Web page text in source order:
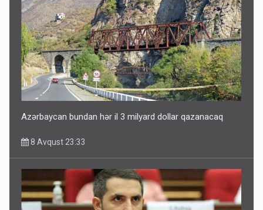
Paşinyan Əliyevə zəng etməsindən danışdı
8 Avqust 16:18
Azərbaycan bundan hər il 3 milyard dollar qazanacaq
8 Avqust 23:33